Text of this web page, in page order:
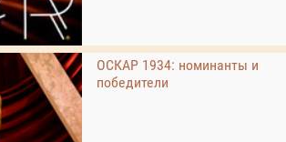
ОСКАР 1934: номинанты и
победители